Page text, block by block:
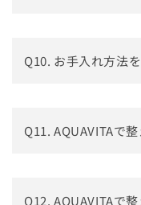
Q10. お手入れ方法
Q11. AQUAVITAで
Q12. AQUAVITAで